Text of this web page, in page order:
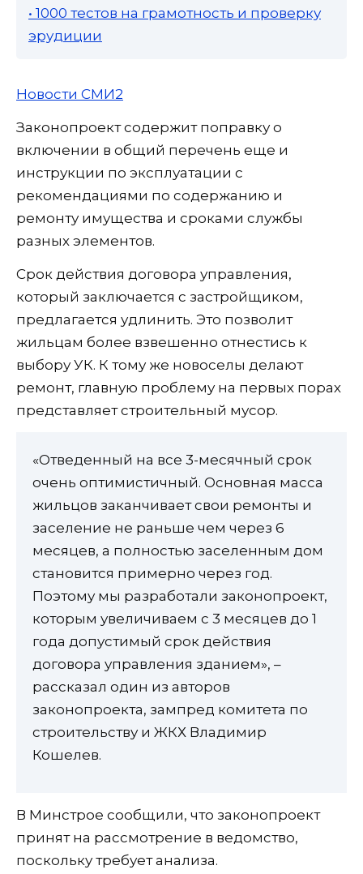
• 1000 тестов на грамотность и проверку
эрудиции
Новости СМИ2
Законопроект содержит поправку о
включении в общий перечень еще и
инструкции по эксплуатации с
рекомендациями по содержанию и
ремонту имущества и сроками службы
разных элементов.
Срок действия договора управления,
который заключается с застройщиком,
предлагается удлинить. Это позволит
жильцам более взвешенно отнестись к
выбору УК. К тому же новоселы делают
ремонт, главную проблему на первых порах
представляет строительный мусор.
«Отведенный на все 3-месячный срок
очень оптимистичный. Основная масса
жильцов заканчивает свои ремонты и
заселение не раньше чем через 6
месяцев, а полностью заселенным дом
становится примерно через год.
Поэтому мы разработали законопроект,
которым увеличиваем с 3 месяцев до 1
года допустимый срок действия
договора управления зданием», –
рассказал один из авторов
законопроекта, зампред комитета по
строительству и ЖКХ Владимир
Кошелев.
В Минстрое сообщили, что законопроект
принят на рассмотрение в ведомство,
поскольку требует анализа.